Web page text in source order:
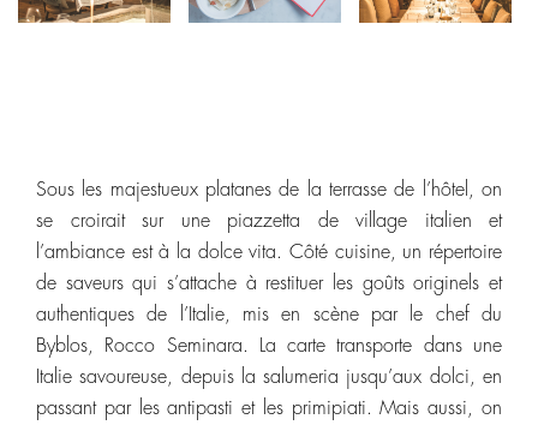
Sous les majestueux platanes de la terrasse de l’hôtel, on
se croirait sur une piazzetta de village italien et
l’ambiance est à la dolce vita. Côté cuisine, un répertoire
de saveurs qui s’attache à restituer les goûts originels et
authentiques de l’Italie, mis en scène par le chef du
Byblos, Rocco Seminara. La carte transporte dans une
Italie savoureuse, depuis la salumeria jusqu’aux dolci, en
passant par les antipasti et les primipiati. Mais aussi, on